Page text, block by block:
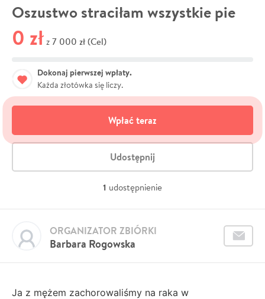
Oszustwo straciłam wszystkie pie
0 zł z 7 000 zł (Cel)
Dokonaj pierwszej wpłaty.
Każda złotówka się liczy.
Wpłać teraz
Udostępnij
1 udostępnienie
Barbara Rogowska
ORGANIZATOR ZBIÓRKI
Ja z mężem zachorowaliśmy na raka w